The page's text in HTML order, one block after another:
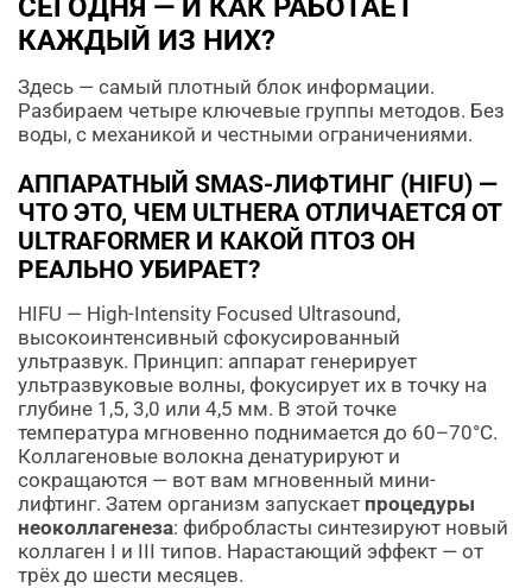
СЕГОДНЯ — И КАК РАБОТАЕТ
КАЖДЫЙ ИЗ НИХ?
Здесь — самый плотный блок информации.
Разбираем четыре ключевые группы методов. Без
воды, с механикой и честными ограничениями.
АППАРАТНЫЙ SMAS-ЛИФТИНГ (HIFU) —
ЧТО ЭТО, ЧЕМ ULTHERA ОТЛИЧАЕТСЯ ОТ
ULTRAFORMER И КАКОЙ ПТОЗ ОН
РЕАЛЬНО УБИРАЕТ?
HIFU — High-Intensity Focused Ultrasound,
высокоинтенсивный сфокусированный
ультразвук. Принцип: аппарат генерирует
ультразвуковые волны, фокусирует их в точку на
глубине 1,5, 3,0 или 4,5 мм. В этой точке
температура мгновенно поднимается до 60–70°C.
Коллагеновые волокна денатурируют и
сокращаются — вот вам мгновенный мини-
лифтинг. Затем организм запускает процедуры
неоколлагенеза: фибробласты синтезируют новый
коллаген I и III типов. Нарастающий эффект — от
трёх до шести месяцев.